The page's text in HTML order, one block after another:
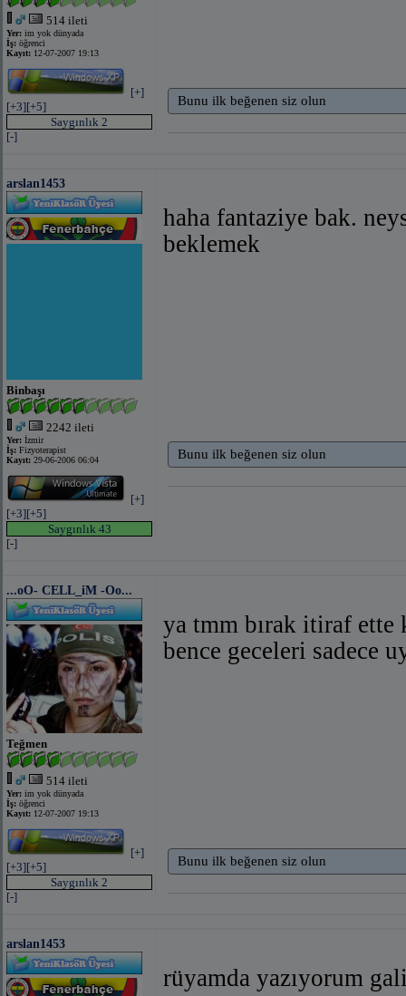
514 ileti
Yer: im yok dünyada
İş: öğrenci
Kayıt: 12-07-2007 19:13
[+]
[+3][+5]
Saygınlık 2
[-]
Bunu ilk beğenen siz olun
arslan1453
Binbaşı
2242 ileti
Yer: İzmir
İş: Fizyoterapist
Kayıt: 29-06-2006 06:04
[+]
[+3][+5]
Saygınlık 43
[-]
haha fantaziye bak.
beklemek
Bunu ilk beğenen siz olun
...oO- CELL_iM -Oo...
Teğmen
514 ileti
Yer: im yok dünyada
İş: öğrenci
Kayıt: 12-07-2007 19:13
[+]
[+3][+5]
Saygınlık 2
[-]
ya tmm bırak itiraf ette
bence geceleri sadece
Bunu ilk beğenen siz olun
arslan1453
rüyamda yazıyorum